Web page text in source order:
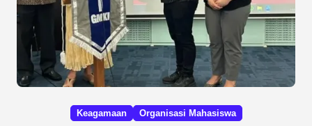
Keagamaan Organisasi Mahasiswa